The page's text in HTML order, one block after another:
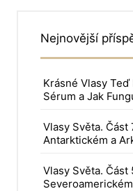
Nejnovější
Krásné Vlasy
Sérum a Jak
Vlasy Světa. Část
Antarktickém a
Vlasy Světa. Část